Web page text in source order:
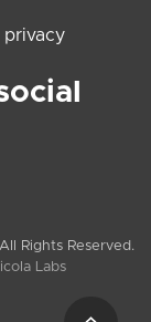
privacy
Rights Reserved.
Labs